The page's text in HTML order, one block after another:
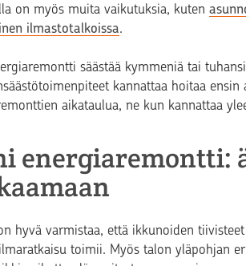
on myös muita vaikutuksia, kuten
ilmastotalkoissa.
säästää kymmeniä tai
kannattaa hoitaa
aikataulua, ne kun kannattaa
energiaremontti:
hyvä varmistaa, että ikkunoiden
toimii. Myös talon yläpohjan